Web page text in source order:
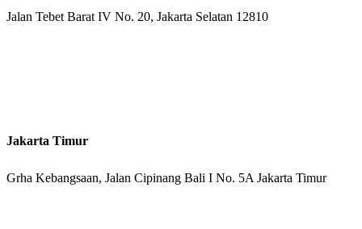
Jalan Tebet Barat IV No. 20, Jakarta Selatan 12810
Jakarta Timur
Grha Kebangsaan, Jalan Cipinang Bali I No. 5A Jakarta Timur